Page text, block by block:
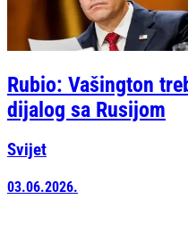
Rubio: Vašington
dijalog sa Rusijom
Svijet
03.06.2026.